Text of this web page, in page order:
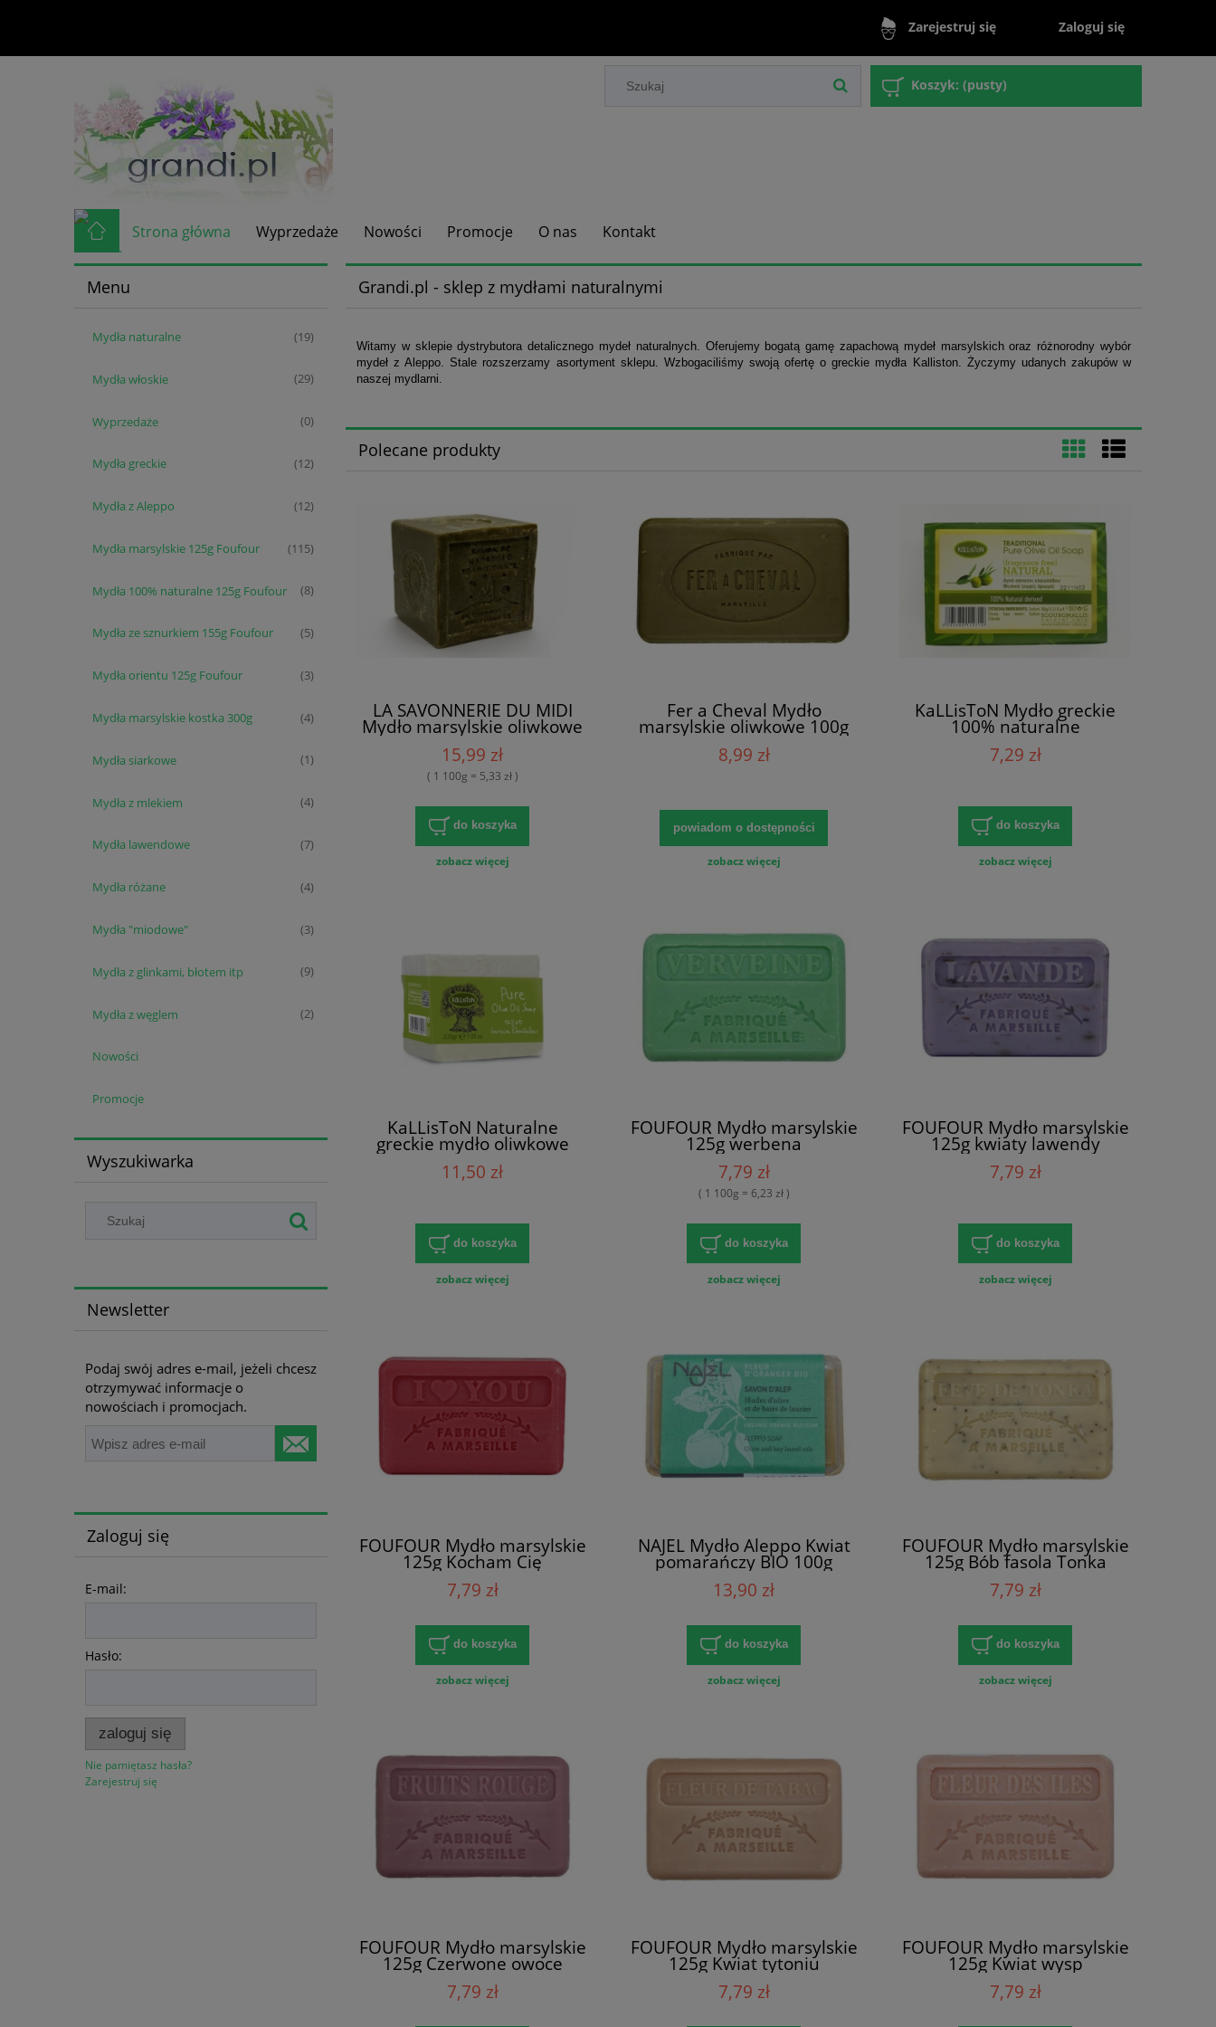
Zarejestruj się Zaloguj się
Koszyk: (pusty)
Strona główna Wyprzedaże Nowości Promocje O nas Kontakt
Menu
Mydła naturalne (19)
Mydła włoskie (29)
Wyprzedaże (0)
Mydła greckie (12)
Mydła z Aleppo (12)
Mydła marsylskie 125g Foufour (115)
Mydła 100% naturalne 125g Foufour (8)
Mydła ze sznurkiem 155g Foufour (5)
Mydła orientu 125g Foufour (3)
Mydła marsylskie kostka 300g (4)
Mydła siarkowe (1)
Mydła z mlekiem (4)
Mydła lawendowe (7)
Mydła różane (4)
Mydła "miodowe" (3)
Mydła z glinkami, błotem itp (9)
Mydła z węglem (2)
Nowości
Promocje
Wyszukiwarka
Newsletter
Podaj swój adres e-mail, jeżeli chcesz
otrzymywać informacje o
nowościach i promocjach.
Zaloguj się
E-mail:
Hasło:
zaloguj się
Nie pamiętasz hasła?
Zarejestruj się
Grandi.pl - sklep z mydłami naturalnymi
Witamy w sklepie dystrybutora detalicznego mydeł naturalnych. Oferujemy bogatą gamę zapachową mydeł marsylskich oraz różnorodny wybór
mydeł z Aleppo. Stale rozszerzamy asortyment sklepu. Wzbogaciliśmy swoją ofertę o greckie mydła Kalliston. Życzymy udanych zakupów w
naszej mydlarni.
Polecane produkty
LA SAVONNERIE DU MIDI
Mydło marsylskie oliwkowe
300g
15,99 zł
( 1 100g = 5,33 zł )
do koszyka
zobacz więcej
Fer a Cheval Mydło
marsylskie oliwkowe 100g
8,99 zł
powiadom o dostępności
zobacz więcej
KaLLisToN Mydło greckie
100% naturalne
7,29 zł
do koszyka
zobacz więcej
KaLLisToN Naturalne
greckie mydło oliwkowe
230g
11,50 zł
do koszyka
zobacz więcej
FOUFOUR Mydło marsylskie
125g werbena
7,79 zł
( 1 100g = 6,23 zł )
do koszyka
zobacz więcej
FOUFOUR Mydło marsylskie
125g kwiaty lawendy
7,79 zł
do koszyka
zobacz więcej
FOUFOUR Mydło marsylskie
125g Kocham Cię
7,79 zł
do koszyka
zobacz więcej
NAJEL Mydło Aleppo Kwiat
pomarańczy BIO 100g
13,90 zł
do koszyka
zobacz więcej
FOUFOUR Mydło marsylskie
125g Bób fasola Tonka
7,79 zł
do koszyka
zobacz więcej
FOUFOUR Mydło marsylskie
125g Czerwone owoce
7,79 zł
FOUFOUR Mydło marsylskie
125g Kwiat tytoniu
7,79 zł
FOUFOUR Mydło marsylskie
125g Kwiat wysp
7,79 zł